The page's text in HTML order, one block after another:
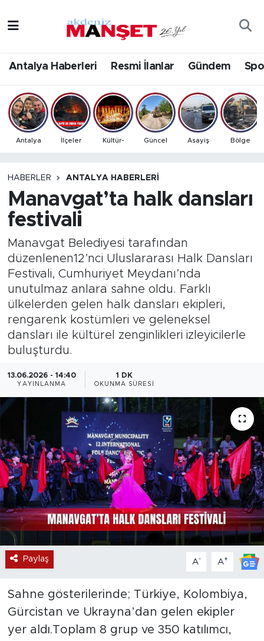
Antalya Haberleri Resmi İlanlar Gündem
Antalya İlçeler Kültür- Güncel Asayiş Bölge
HABERLER ANTALYA HABERLERI
Manavgat’ta halk dansları
festivali
Manavgat Belediyesi tarafından
düzenlenen12’nci Uluslararası Halk Dansları
Festivali, Cumhuriyet Meydanı’nda
unutulmaz anlara sahne oldu. Farklı
ülkelerden gelen halk dansları ekipleri,
rengarenk kostümleri ve geleneksel
dansları ile kültürel zenginlikleri izleyicilerle
buluşturdu.
13.06.2026 - 14:40
YAYINLANMA
1 DK
OKUNMA SÜRESI
Paylaş A- A+
Sahne gösterilerinde; Türkiye, Kolombiya,
Gürcistan ve Ukrayna’dan gelen ekipler
yer aldı.Toplam 8 grup ve 350 katılımcı,
Bilim & Teknoloji
Eğitim
Ekonomi
Gündem
İlçeler
Kültür- Sanat
Magazin
Özel Haber
Politika
Resmi İlanlar
Spor
Turizm
Antalya Hava Durumu
Antalya Namaz Vakitleri
Antalya Trafik Yoğunluk Haritası
Tüm Manşetler
Son Dakika Haberleri
Haber Arşivi